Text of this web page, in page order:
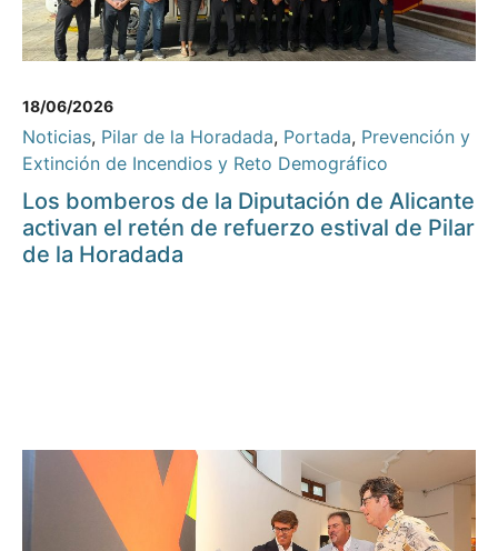
18/06/2026
Noticias, Pilar de la Horadada, Portada, Prevención y
Extinción de Incendios y Reto Demográfico
Los bomberos de la Diputación de Alicante
activan el retén de refuerzo estival de Pilar
de la Horadada